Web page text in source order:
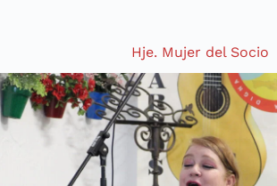
Hje. Mujer del Socio